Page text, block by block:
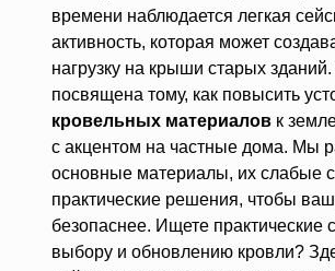
времени наблюдается легкая
активность, которая может
нагрузку на крыши старых зданий.
посвящена тому, как повысить
кровельных материаловк
с акцентом на частные дома. Мы
основные материалы, их слабые
практические решения, чтобы
безопаснее. Ищете практические
выбору и обновлению кровли?